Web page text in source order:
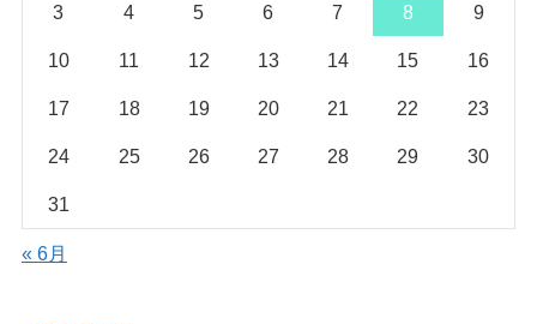
3 4 5 6 7 8 9
10 11 12 13 14 15 16
17 18 19 20 21 22 23
24 25 26 27 28 29 30
31
« 6月